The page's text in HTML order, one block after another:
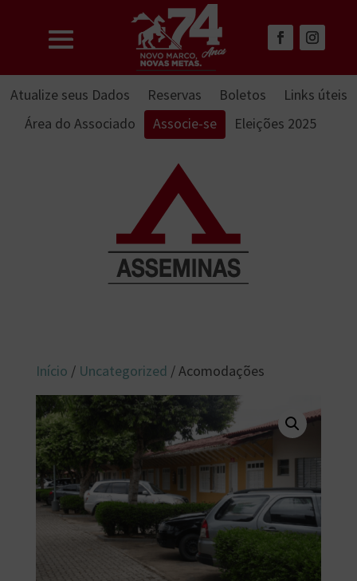
Atualize seus Dados Reservas Boletos
Links úteis
Área do Associado
Associe-se Eleições 2025
Início / Uncategorized / Acomodações